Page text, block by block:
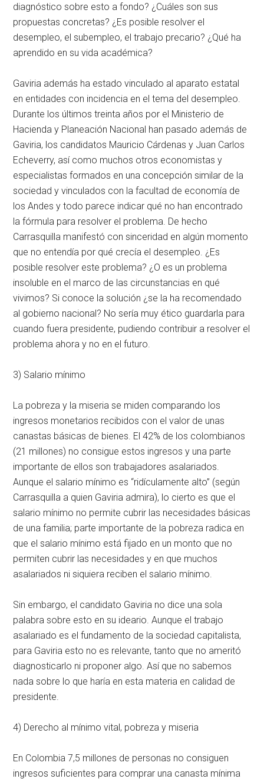
diagnóstico sobre esto a fondo? ¿Cuáles son sus
propuestas concretas? ¿Es posible resolver el
desempleo, el subempleo, el trabajo precario? ¿Qué ha
aprendido en su vida académica?
Gaviria además ha estado vinculado al aparato estatal
en entidades con incidencia en el tema del desempleo.
Durante los últimos treinta años por el Ministerio de
Hacienda y Planeación Nacional han pasado además de
Gaviria, los candidatos Mauricio Cárdenas y Juan Carlos
Echeverry, así como muchos otros economistas y
especialistas formados en una concepción similar de la
sociedad y vinculados con la facultad de economía de
los Andes y todo parece indicar qué no han encontrado
la fórmula para resolver el problema. De hecho
Carrasquilla manifestó con sinceridad en algún momento
que no entendía por qué crecía el desempleo. ¿Es
posible resolver este problema? ¿O es un problema
insoluble en el marco de las circunstancias en qué
vivimos? Si conoce la solución ¿se la ha recomendado
al gobierno nacional? No sería muy ético guardarla para
cuando fuera presidente, pudiendo contribuir a resolver el
problema ahora y no en el futuro.
3) Salario mínimo
La pobreza y la miseria se miden comparando los
ingresos monetarios recibidos con el valor de unas
canastas básicas de bienes. El 42% de los colombianos
(21 millones) no consigue estos ingresos y una parte
importante de ellos son trabajadores asalariados.
Aunque el salario mínimo es “ridículamente alto” (según
Carrasquilla a quien Gaviria admira), lo cierto es que el
salario mínimo no permite cubrir las necesidades básicas
de una familia; parte importante de la pobreza radica en
que el salario mínimo está fijado en un monto que no
permiten cubrir las necesidades y en que muchos
asalariados ni siquiera reciben el salario mínimo.
Sin embargo, el candidato Gaviria no dice una sola
palabra sobre esto en su ideario. Aunque el trabajo
asalariado es el fundamento de la sociedad capitalista,
para Gaviria esto no es relevante, tanto que no ameritó
diagnosticarlo ni proponer algo. Así que no sabemos
nada sobre lo que haría en esta materia en calidad de
presidente.
4) Derecho al mínimo vital, pobreza y miseria
En Colombia 7,5 millones de personas no consiguen
ingresos suficientes para comprar una canasta mínima